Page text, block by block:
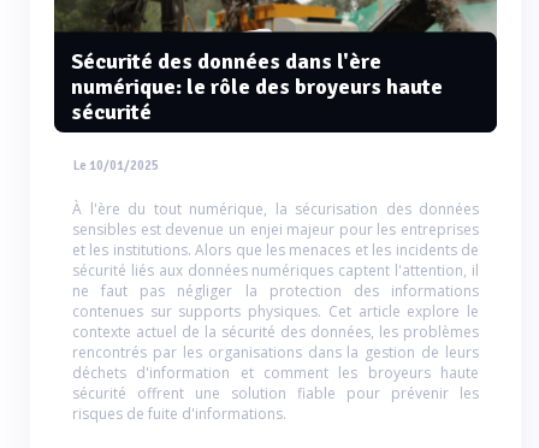
Sécurité des données dans l'ère
numérique: le rôle des broyeurs haute
sécurité
Le 10/01/2025
À l'ère du tout numérique, la sécurisation des données
sensibles est devenue un enjei majeur pour les entreprises
et les institutions. Alors que les menaces et les incidents de
sécurité liés aux données numériques captent l'attention, il
ne faut pas négliger la protection des informations
contenues sur supports physiques. Cet article explore le
contexte actuel de la sécurité des données, les problèmes
rencontrés par les organisations dans la gestion de leurs
déchets d'information et comment les broyeurs haute
sécurité offrent une solution fiable pour prévenir les
risques de fuite d'informations.